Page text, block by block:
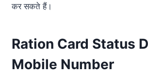
कर सकते हैं।
Ration Card Status
Mobile Number